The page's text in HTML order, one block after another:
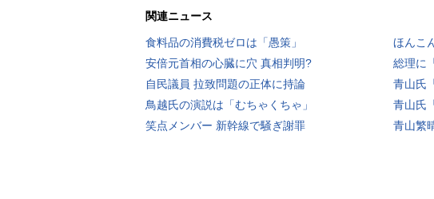
関連ニュース
食料品の消費税ゼロは「愚策」
ほんこ
安倍元首相の心臓に穴 真相判明?
総理に
自民議員 拉致問題の正体に持論
青山氏
鳥越氏の演説は「むちゃくちゃ」
青山氏
笑点メンバー 新幹線で騒ぎ謝罪
青山繁